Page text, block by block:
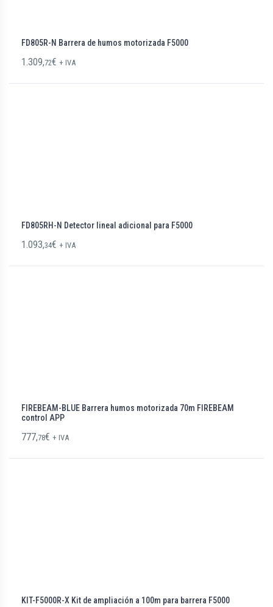
FD805R-N Barrera de humos motorizada F5000
1.309,72€ + IVA
FD805RH-N Detector lineal adicional para F5000
1.093,34€ + IVA
FIREBEAM-BLUE Barrera humos motorizada 70m FIREBEAM
control APP
777,78€ + IVA
KIT-F5000R-X Kit de ampliación a 100m para barrera F5000